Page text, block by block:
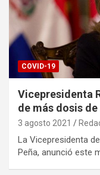
COVID-19
Vicepresidenta
de más dosis
3 agosto 2021
La Vicepresidenta
Peña, anunció este